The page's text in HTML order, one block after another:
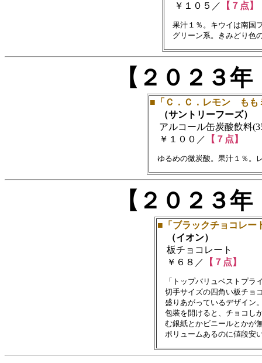
￥１０５／
【７点】
果汁１％。キウイは南国
【２０２３
■「Ｃ．Ｃ．レモン もも
（サントリーフーズ）
アルコール缶炭酸飲料
￥１００／
【７点】
【２０２３
■「ブラックチョコレー
（イオン）
板チョコレート
￥６８／
【７点】
「トップバリュベストプラ
切手サイズの四角い板チョ
盛りあがっているデザイン
包装を開けると、チョコし
む銀紙とかビニールとかが